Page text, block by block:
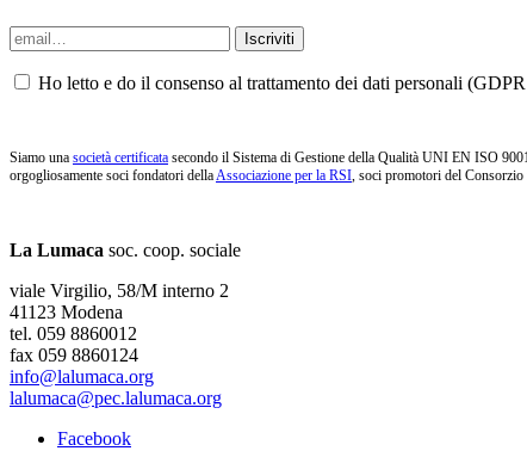
Ho letto e do il consenso al trattamento dei dati personali
Siamo una società certificata secondo il Sistema di Gestione della Qualità UNI EN ISO
orgogliosamente soci fondatori dellaAssociazione per la RSI, soci promotori del Consorzio
La Lumaca soc. coop. sociale
viale Virgilio, 58/M interno 2
41123 Modena
tel. 059 8860012
fax 059 8860124
info@lalumaca.org
lalumaca@pec.lalumaca.org
Facebook